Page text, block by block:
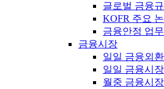
글로벌 금융
KOFR 주요
금융안정 업
금융시장
일일 금융외
일일 금융시
월중 금융시